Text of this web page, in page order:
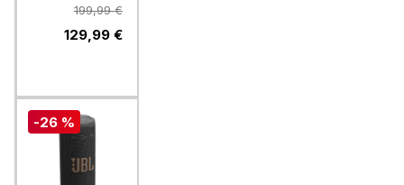
Purple199,99 €
129,99 €
-26 %